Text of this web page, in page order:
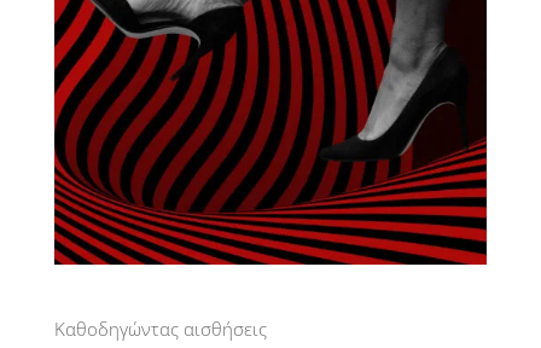
Καθοδηγώντας αισθήσεις